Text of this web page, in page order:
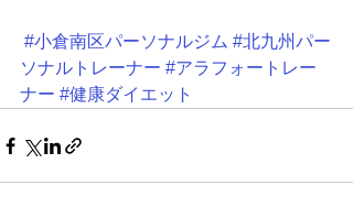
#小倉南区パーソナルジム #北九州パー
ソナルトレーナー #アラフォートレー
ナー #健康ダイエット